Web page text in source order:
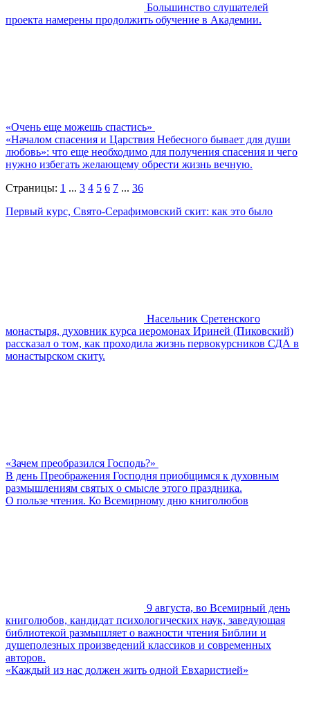
Большинство слушателей
проекта намерены продолжить обучение в Академии.
«Очень еще можешь спастись»
«Началом спасения и Царствия Небесного бывает для души
любовь»: что еще необходимо для получения спасения и чего
нужно избегать желающему обрести жизнь вечную.
Страницы: 1 ... 3 4 5 6 7 ... 36
Первый курс, Свято-Серафимовский скит: как это было
Насельник Сретенского
монастыря, духовник курса иеромонах Ириней (Пиковский)
рассказал о том, как проходила жизнь первокурсников СДА в
монастырском скиту.
«Зачем преобразился Господь?»
В день Преображения Господня приобщимся к духовным
размышлениям святых о смысле этого праздника.
О пользе чтения. Ко Всемирному дню книголюбов
9 августа, во Всемирный день
книголюбов, кандидат психологических наук, заведующая
библиотекой размышляет о важности чтения Библии и
душеполезных произведений классиков и современных
авторов.
«Каждый из нас должен жить одной Евхаристией»